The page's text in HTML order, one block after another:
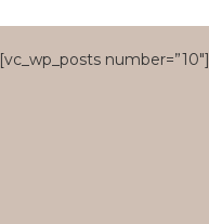
[vc_wp_posts number=”10″]